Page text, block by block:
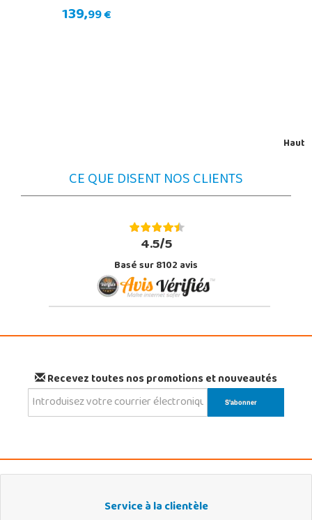
139,99 €
Haut
CE QUE DISENT NOS CLIENTS
4.5/5
Basé sur 8102 avis
Recevez toutes nos promotions et nouveautés
Service à la clientèle